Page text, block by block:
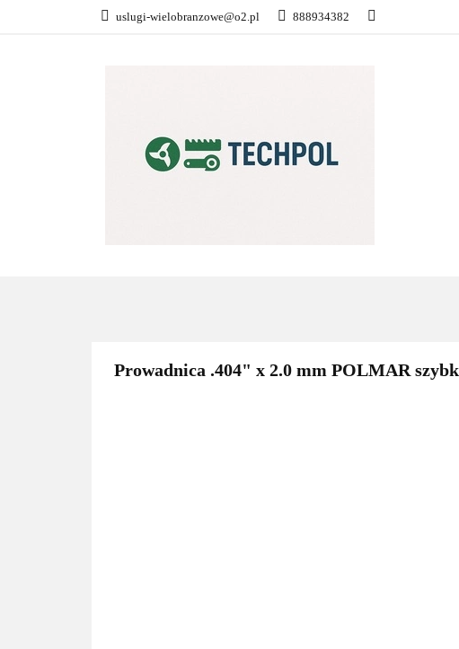
uslugi-wielobranzowe@o2.pl 888934382
Prowadnica .404" x 2.0 mm POLMAR